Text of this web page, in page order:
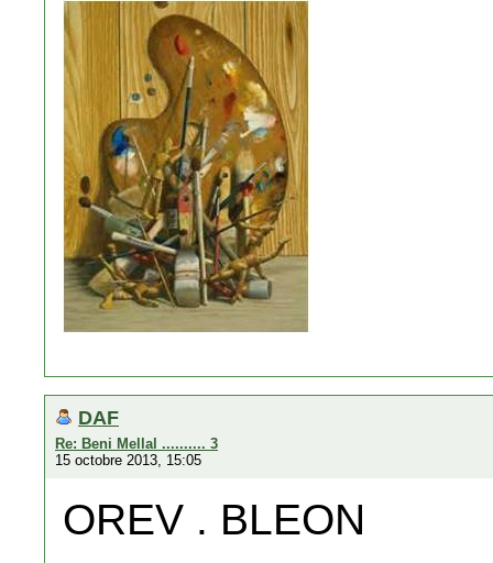
DAF
Re: Beni Mellal .......... 3
15 octobre 2013, 15:05
OREV . BLEON